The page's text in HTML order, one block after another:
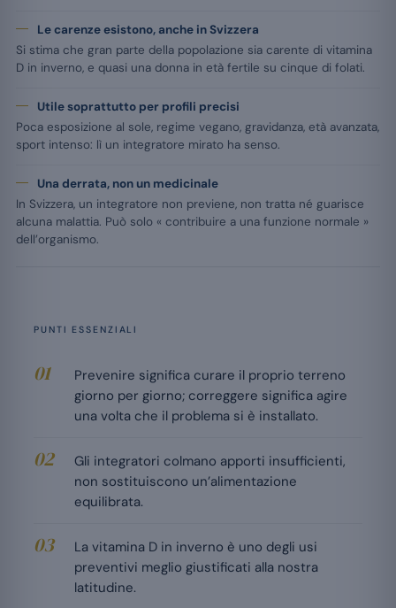
Le carenze esistono, anche in Svizzera
Si stima che gran parte della popolazione sia carente di vitamina
D in inverno, e quasi una donna in età fertile su cinque di folati.
Utile soprattutto per profili precisi
Poca esposizione al sole, regime vegano, gravidanza, età avanzata,
sport intenso: lì un integratore mirato ha senso.
Una derrata, non un medicinale
In Svizzera, un integratore non previene, non tratta né guarisce
alcuna malattia. Può solo « contribuire a una funzione normale »
dell’organismo.
PUNTI ESSENZIALI
Prevenire significa curare il proprio terreno
giorno per giorno; correggere significa agire
una volta che il problema si è installato.
Gli integratori colmano apporti insufficienti,
non sostituiscono un’alimentazione
equilibrata.
La vitamina D in inverno è uno degli usi
preventivi meglio giustificati alla nostra
latitudine.